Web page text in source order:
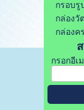
กรอบรูป
กล่องวั
กล่องค
กรอกอีเ